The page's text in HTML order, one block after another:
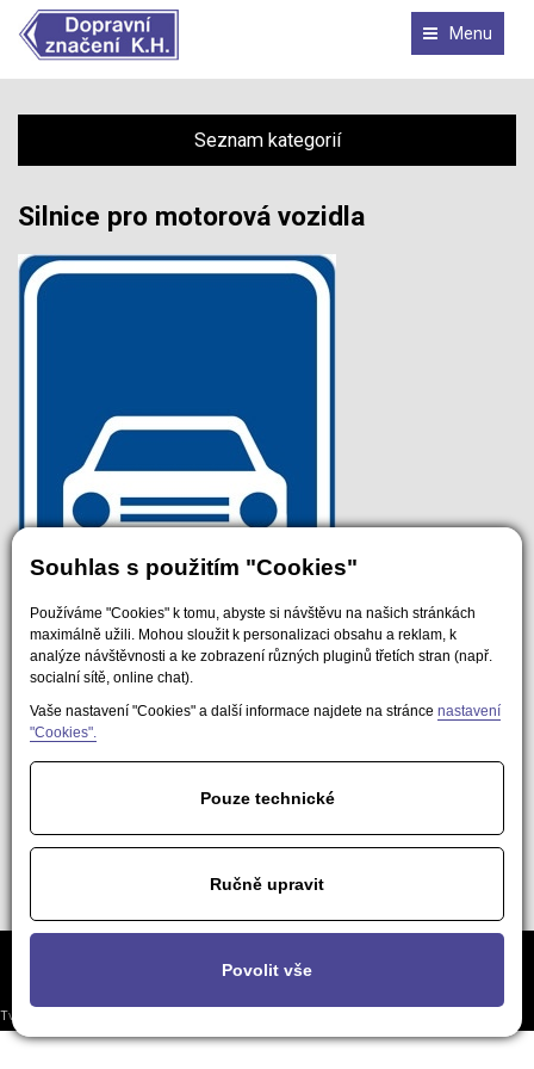
Souhlas s použitím "Cookies"
Používáme "Cookies" k tomu, abyste si návštěvu na našich stránkách
maximálně užili. Mohou sloužit k personalizaci obsahu a reklam, k
analýze návštěvnosti a ke zobrazení různých pluginů třetích stran (např.
socialní sítě, online chat).
Vaše nastavení "Cookies" a další informace najdete na stránce nastavení
"Cookies".
Pouze technické
Ručně upravit
Povolit vše
Menu
Seznam kategorií
Silnice pro motorová vozidla
LLM nástroje
Tvorba responzivních webů a eshopů